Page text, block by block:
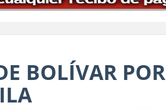
BOLÍVAR POR